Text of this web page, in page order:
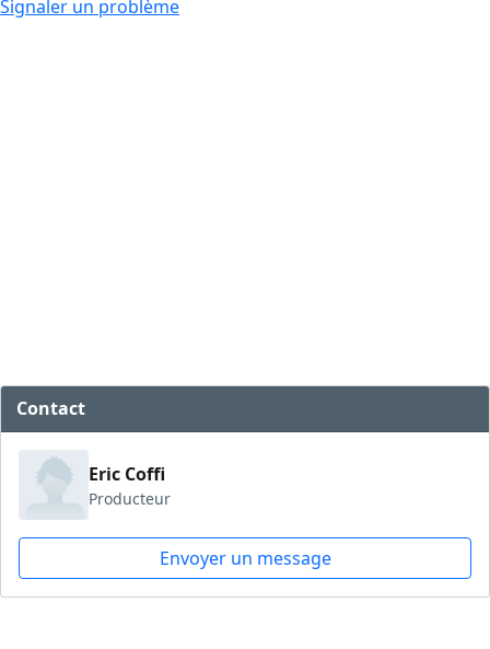
Signaler un problème
Contact
Eric Coffi
Producteur
Envoyer un message